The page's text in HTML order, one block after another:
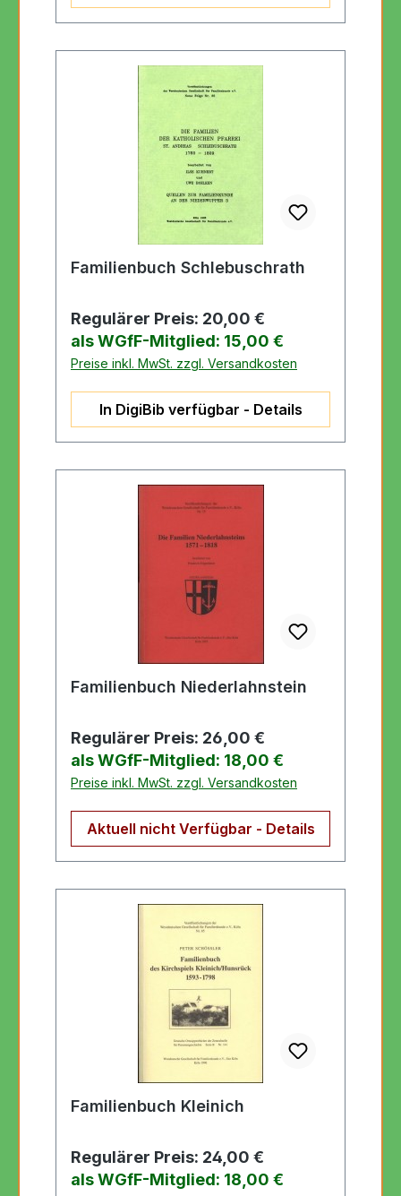
Familienbuch Schlebuschrath
Regulärer Preis:
20,00 €
als WGfF-Mitglied: 15,00 €
Preise inkl. MwSt. zzgl. Versandkosten
In DigiBib verfügbar - Details
Familienbuch Niederlahnstein
Regulärer Preis:
26,00 €
als WGfF-Mitglied: 18,00 €
Preise inkl. MwSt. zzgl. Versandkosten
Aktuell nicht Verfügbar - Details
Familienbuch Kleinich
Regulärer Preis:
24,00 €
als WGfF-Mitglied: 18,00 €